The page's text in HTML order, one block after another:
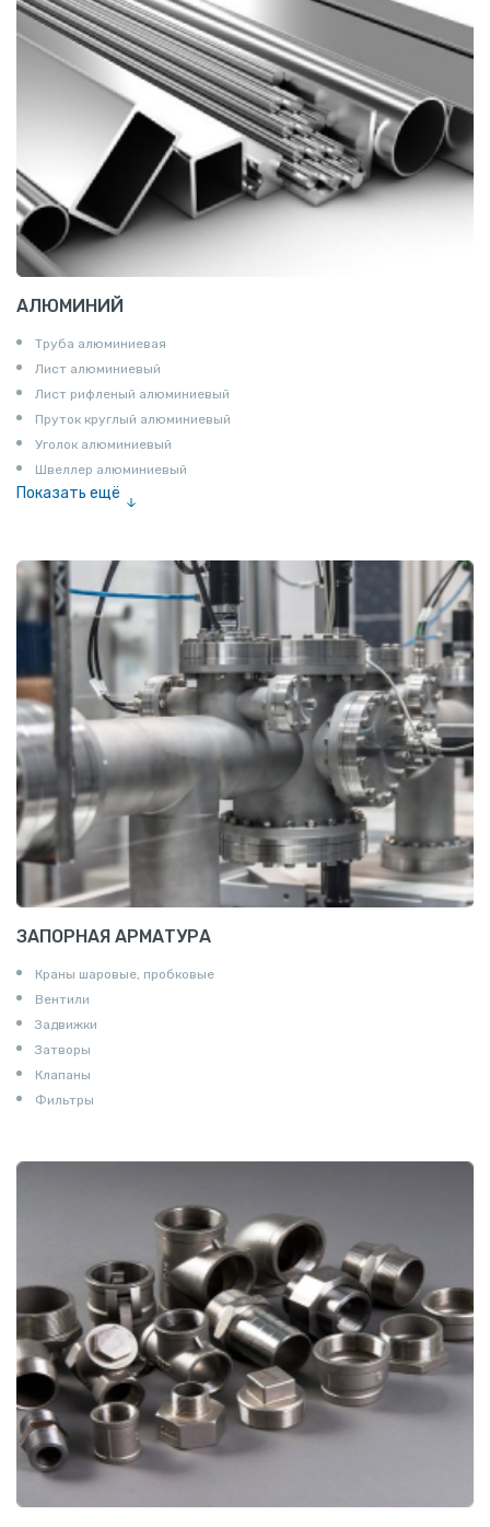
АЛЮМИНИЙ
Труба алюминиевая
Лист алюминиевый
Лист рифленый алюминиевый
Пруток круглый алюминиевый
Уголок алюминиевый
Швеллер алюминиевый
Показать ещё
Шина электротехническая
Алюминиевая плита
Z профиль алюминиевый
Т профиль алюминиевый
Пруток квадратный алюминиевый
Полоса алюминиевая
Пруток шестигранный алюминиевый
ЗАПОРНАЯ АРМАТУРА
Краны шаровые, пробковые
Вентили
Задвижки
Затворы
Клапаны
Фильтры